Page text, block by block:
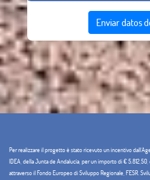
Enviar datos
Per realizzare il progetto è stato ricevuto un incentivo
IDEA, della Junta de Andalucía, per un importo di €
attraverso il Fondo Europeo di Sviluppo Regionale, FESR.